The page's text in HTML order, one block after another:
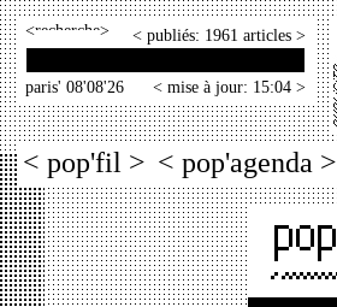
< > < publiés: 1961 articles >
paris' 08'08'26 < mise à jour: 15:04 >
< pop'fil > < pop'agenda >